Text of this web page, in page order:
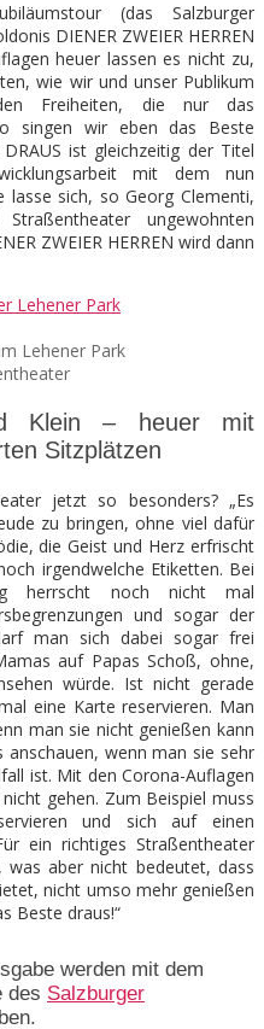
(das Salzburger
DIENER ZWEIER HERREN
heuer lassen es nicht zu,
wie wir und unser Publikum
Freiheiten, die nur das
singen wir eben das Beste
DRAUS ist gleichzeitig der Titel
mit dem nun
sich, so Georg Clementi,
ungewohnten
ZWEIER HERREN wird dann
Lehener Park
Klein – heuer mit
Sitzplätzen
jetzt so besonders? „Es
zu bringen, ohne viel dafür
die Geist und Herz erfrischt
irgendwelche Etiketten. Bei
herrscht noch nicht mal
und sogar der
man sich dabei sogar frei
auf Papas Schoß, ohne,
würde. Ist nicht gerade
eine Karte reservieren. Man
man sie nicht genießen kann
wenn man sie sehr
ist. Mit den Corona-Auflagen
gehen. Zum Beispiel muss
und sich auf einen
ein richtiges Straßentheater
was aber nicht bedeutet, dass
nicht umso mehr genießen
Beste draus!“
werden mit dem
des Salzburger